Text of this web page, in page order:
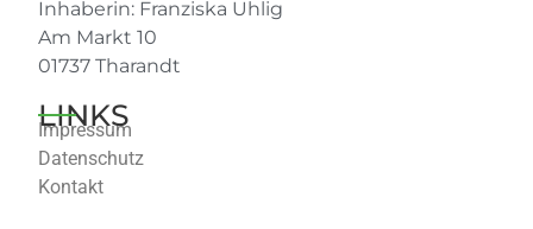
Inhaberin: Franziska Uhlig
Am Markt 10
01737 Tharandt
LINKS
Impressum
Datenschutz
Kontakt